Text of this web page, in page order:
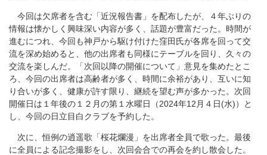
今回は欠席者を含む「近況報告書」を配布したが、４年ぶりの
情報は懐かしく興味深い内容が多く、話題が豊富だった。時間が
進むにつれ、今回も神戸から駆け付けた窪田氏が各席を回って交
流を深め始めると、他の出席者も同様にテーブルを回り、久々の
交流を楽しんだ。「次回以降の開催について」意見を集めたとこ
ろ、今回の出席者は高齢者が多く、時間に余裕があり、互いに知
り合いが多く、健康が許す限り、継続を望む声が多かった。次回
開催日は１年後の１２月の第１水曜日（2024年12月４日(水)）と
し、今回の日立目白クラブを予約した。
次に、恒例の逍遥歌「桜花爛漫」を出席者全員で歌った。最後
に全員による記念撮影をし、次回会合での再会を約し散会した。